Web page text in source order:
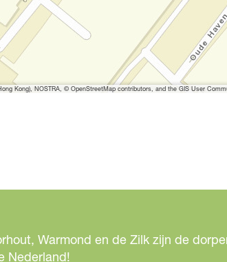
Kong), NOSTRA, © OpenStreetMap contributors, and the GIS User
Warmond en de Zilk zijn de
Nederland!